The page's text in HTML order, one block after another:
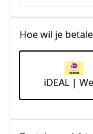
Hoe wil je
iDEAL |